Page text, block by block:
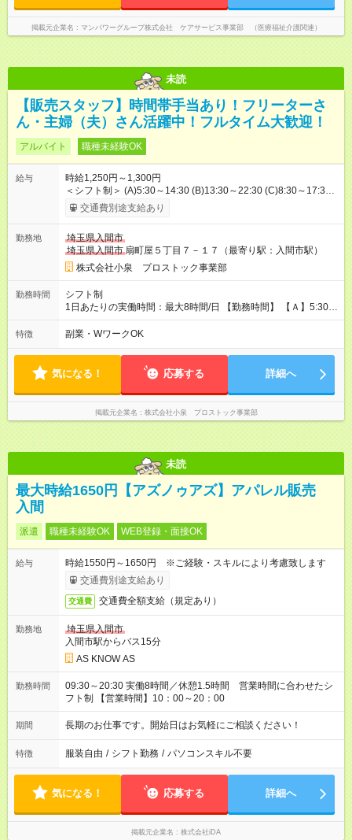
掲載元企業名 マンパワーグループ株式会社 ケアサービス事業部 （医療福祉介護関連）
未読
【販売スタッフ】時間帯手当あり！フリーターさ
ん・主婦（夫）さん活躍中！フルタイム大歓迎！
アルバイト 職種未経験OK
給与
時給1,250円～1,300円
＜シフト制＞ (A)5:30～14:30 (B)13:30～22:30 (C)8:30～17:30
※フルタイム働ける方大歓迎♪ AB番：時給1300円 ABC番：時給
1250円 ●時間帯手当あり 05:30～08:00 20:00～22:30 の時間帯
[フルタイムでガッツリ] 早番＆遅番 時給1300円、週5勤務の場合
- 月収23万5400円 ＝時給1300円×8ｈ×22日＋勤務手当300円
×22日 ＊入社祝い金支給(規定有) ＊シフトは気軽にご相談をくだ
さい 【試用期間】試用期間なし
交通費別途支給あり
勤務地
埼玉県入間市
埼玉県入間市 扇町屋５丁目７－１７（最寄り駅：入間市駅）
株式会社小泉 プロストック事業部
勤務時間
シフト制
1日あたりの実働時間：最大8時間/日 【勤務時間】 【Ａ】5:30～
14:30 【Ｂ】13:30～22:30 【Ｃ】8:30～17:30 ★A、Bのシフト
のうち5:30～8:00、20:00～22:30の時間帯には別途「時間帯手
特徴 副業・WワークOK
気になる！ 応募する 詳細へ
掲載元企業名 株式会社小泉 プロストック事業部
未読
最大時給1650円【アズノゥアズ】アパレル販売
入間
派遣 職種未経験OK WEB登録・面接OK
給与
時給1550円～1650円 ※ご経験・スキルにより考慮致します
交通費別途支給あり
交通費 交通費全額支給（規定あり）
勤務地
埼玉県入間市
入間市駅からバス15分
AS KNOW AS
勤務時間
09:30～20:30 実働8時間／休憩1.5時間 営業時間に合わせたシ
フト制 【営業時間】10：00～20：00
期間 長期のお仕事です。開始日はお気軽にご相談ください！
特徴 服装自由 / シフト勤務 / パソコンスキル不要
気になる！ 応募する 詳細へ
掲載元企業名 株式会社iDA